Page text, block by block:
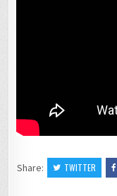
Share: TWITTER